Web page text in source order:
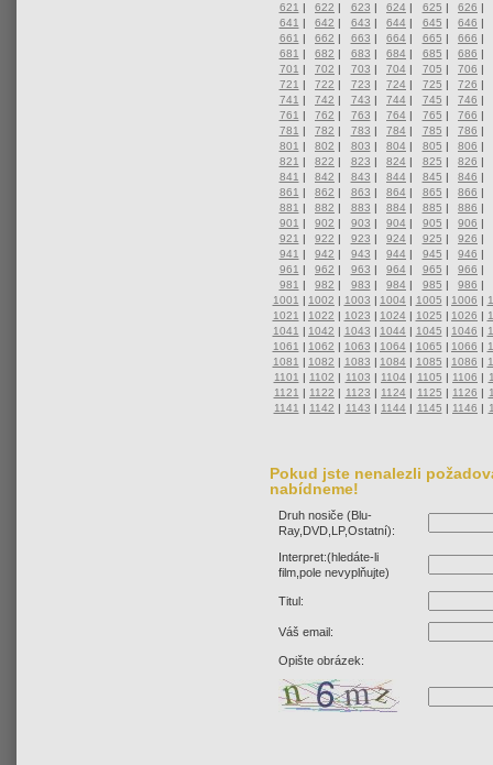
621 | 622 | 623 | 624 | 625 | 626 |
641 | 642 | 643 | 644 | 645 | 646 |
661 | 662 | 663 | 664 | 665 | 666 |
681 | 682 | 683 | 684 | 685 | 686 |
701 | 702 | 703 | 704 | 705 | 706 |
721 | 722 | 723 | 724 | 725 | 726 |
741 | 742 | 743 | 744 | 745 | 746 |
761 | 762 | 763 | 764 | 765 | 766 |
781 | 782 | 783 | 784 | 785 | 786 |
801 | 802 | 803 | 804 | 805 | 806 |
821 | 822 | 823 | 824 | 825 | 826 |
841 | 842 | 843 | 844 | 845 | 846 |
861 | 862 | 863 | 864 | 865 | 866 |
881 | 882 | 883 | 884 | 885 | 886 |
901 | 902 | 903 | 904 | 905 | 906 |
921 | 922 | 923 | 924 | 925 | 926 |
941 | 942 | 943 | 944 | 945 | 946 |
961 | 962 | 963 | 964 | 965 | 966 |
981 | 982 | 983 | 984 | 985 | 986 |
1001 | 1002 | 1003 | 1004 | 1005 | 1006 |
1021 | 1022 | 1023 | 1024 | 1025 | 1026 |
1041 | 1042 | 1043 | 1044 | 1045 | 1046 |
1061 | 1062 | 1063 | 1064 | 1065 | 1066 |
1081 | 1082 | 1083 | 1084 | 1085 | 1086 |
1101 | 1102 | 1103 | 1104 | 1105 | 1106 |
1121 | 1122 | 1123 | 1124 | 1125 | 1126 |
1141 | 1142 | 1143 | 1144 | 1145 | 1146 |
Pokud jste nenalezli
nabídneme!
Druh nosiče (Blu-
Ray,DVD,LP,Ostatní):
Interpret:(hledáte-li
film,pole nevyplňujte)
Titul:
Váš email:
Opište obrázek: